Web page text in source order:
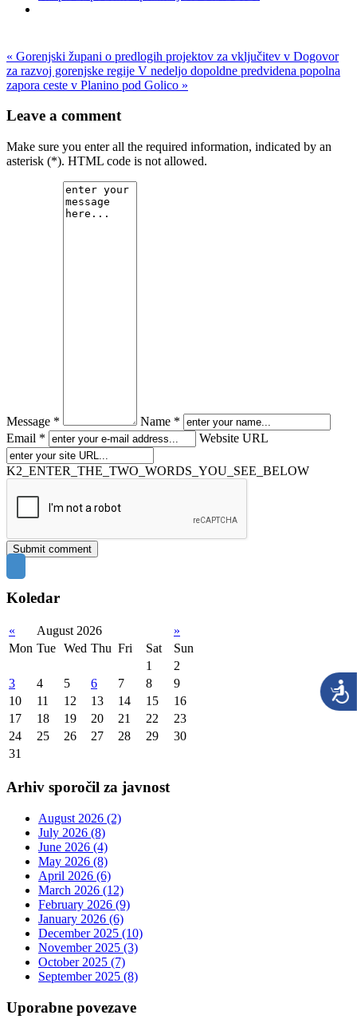
« Gorenjski župani o predlogih projektov za vključitev v Dogovor
za razvoj gorenjske regije V nedeljo dopoldne predvidena popolna
zapora ceste v Planino pod Golico »
Leave a comment
Make sure you enter all the required information, indicated by an
asterisk (*). HTML code is not allowed.
Message *
Name *
Email *
Website URL
K2_ENTER_THE_TWO_WORDS_YOU_SEE_BELOW
Koledar
« August 2026
»
Mon Tue Wed Thu Fri Sat
Sun
1
2
3
4 5 6 7 8
9
10
11 12 13 14 15
16
17
18 19 20 21 22
23
24
25 26 27 28 29
30
31
Arhiv sporočil za javnost
August 2026 (2)
July 2026 (8)
June 2026 (4)
May 2026 (8)
April 2026 (6)
March 2026 (12)
February 2026 (9)
January 2026 (6)
December 2025 (10)
November 2025 (3)
October 2025 (7)
September 2025 (8)
Uporabne povezave